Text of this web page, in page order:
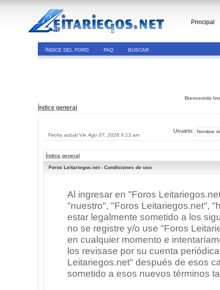
Principal
ÍNDICE DEL FORO FAQ BUSCAR
Bienvenido
Índice general
Fecha actual Vie Ago 07, 2026 9:13 am
Usuario:
Índice general
Foros Leitariegos.net - Condiciones de uso
Al ingresar en "Foros
"nuestro", "Foros Leitariegos.net",
estar legalmente sometido a los
no se registre y/o use "Foros
en cualquier momento e
los revisase por su cuenta
Leitariegos.net" después de esos
sometido a esos nuevos términos